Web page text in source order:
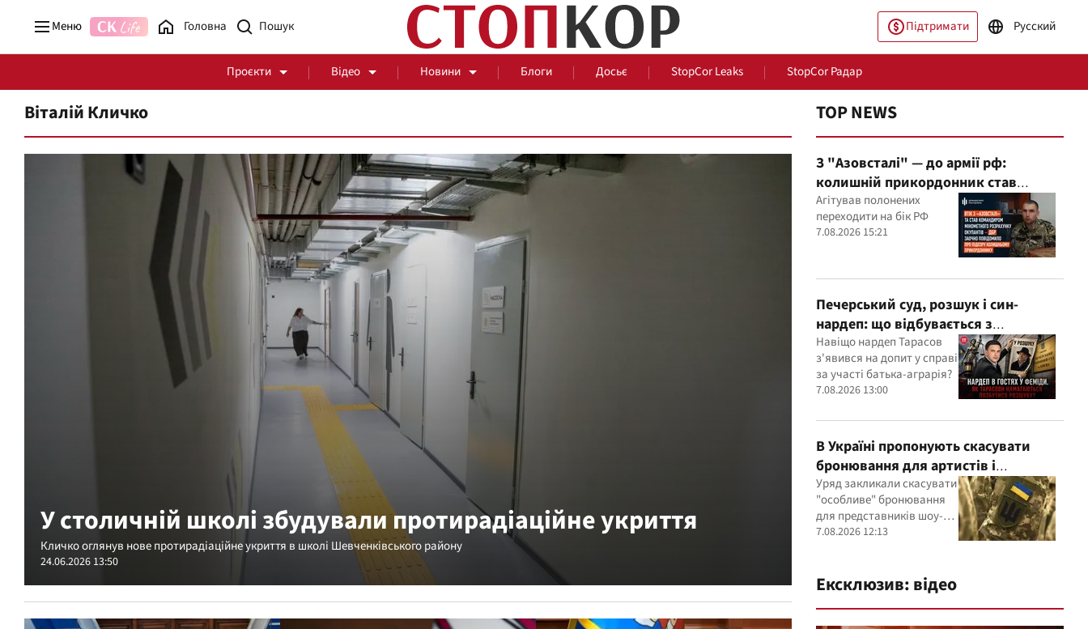
Меню Головна Підтримати Русский
Проєкти Відео Новини Блоги Досьє StopCor Leaks StopCor Радар
Стоп Політичній Корупції Чесні закупівлі За парканом
Здоров'я Події
Віталій Кличко
У столичній школі збудували протирадіаційне укриття
Кличко оглянув нове протирадіаційне укриття в школі Шевченківського району
24.06.2026 13:50
TOP NEWS
З "Азовсталі" — до армії рф:
колишній прикордонник став
командиром мінометного
розрахунку окупантів
Агітував полонених
переходити на бік РФ
7.08.2026 15:21
Печерський суд, розшук і син-
нардеп: що відбувається з
кримінальними провадженнями за
участі агробарона Тарасова?
Навіщо нардеп Тарасов
з'явився на допит у справі
за участі батька-аграрія?
7.08.2026 13:00
В Україні пропонують скасувати
бронювання для артистів і
телеведучих: з’явилася петиція
Уряд закликали скасувати
"особливе" бронювання
для представників шоу-
бізнесу
7.08.2026 12:13
Ексклюзив: відео